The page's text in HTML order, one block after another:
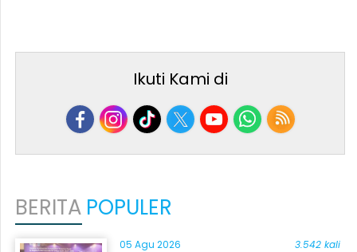
Ikuti Kami di
BERITA POPULER
05 Agu 2026 3.542 kali